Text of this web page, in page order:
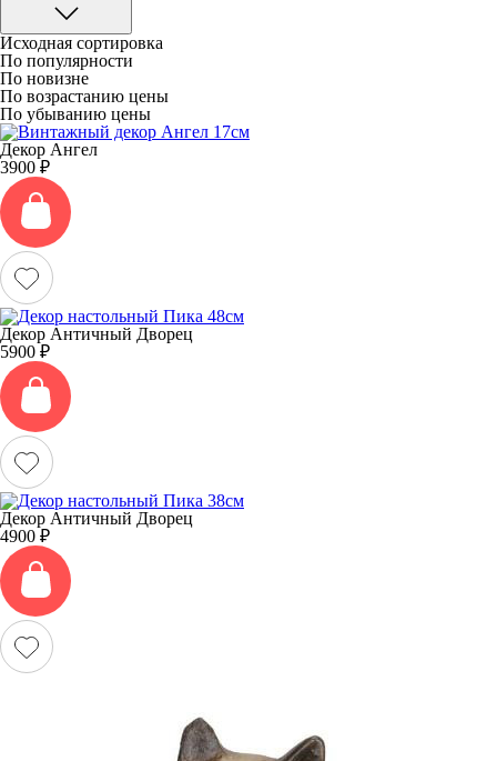
Исходная сортировка
По популярности
По новизне
По возрастанию цены
По убыванию цены
Декор Ангел
3900 ₽
Декор Античный Дворец
5900 ₽
Декор Античный Дворец
4900 ₽